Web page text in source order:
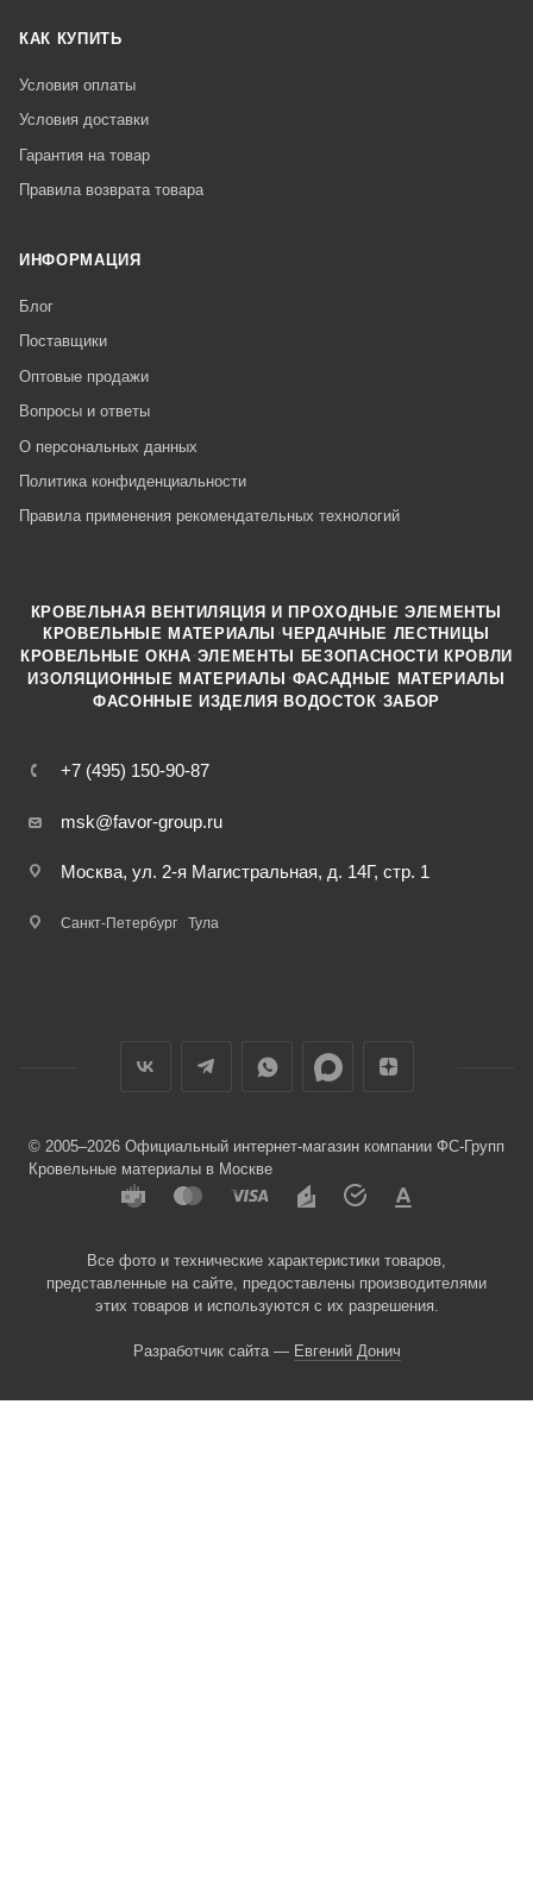
КАК КУПИТЬ
Условия оплаты
Условия доставки
Гарантия на товар
Правила возврата товара
ИНФОРМАЦИЯ
Блог
Поставщики
Оптовые продажи
Вопросы и ответы
О персональных данных
Политика конфиденциальности
Правила применения рекомендательных технологий
+7 (495) 150-90-87
msk@favor-group.ru
Москва, ул. 2-я Магистральная, д. 14Г, стр. 1
Санкт-Петербург Тула
КРОВЕЛЬНАЯ ВЕНТИЛЯЦИЯ И ПРОХОДНЫЕ ЭЛЕМЕНТЫ
КРОВЕЛЬНЫЕ МАТЕРИАЛЫ ·ЧЕРДАЧНЫЕ ЛЕСТНИЦЫ
КРОВЕЛЬНЫЕ ОКНА ·ЭЛЕМЕНТЫ БЕЗОПАСНОСТИ КРОВЛИ
ИЗОЛЯЦИОННЫЕ МАТЕРИАЛЫ ·ФАСАДНЫЕ МАТЕРИАЛЫ
ФАСОННЫЕ ИЗДЕЛИЯ ·ВОДОСТОК ·ЗАБОР
© 2005–2026 Официальный интернет-магазин компании ФС-Групп
Кровельные материалы в Москве
Все фото и технические характеристики товаров,
представленные на сайте, предоставлены производителями
этих товаров и используются с их разрешения.
Разработчик сайта — Евгений Донич